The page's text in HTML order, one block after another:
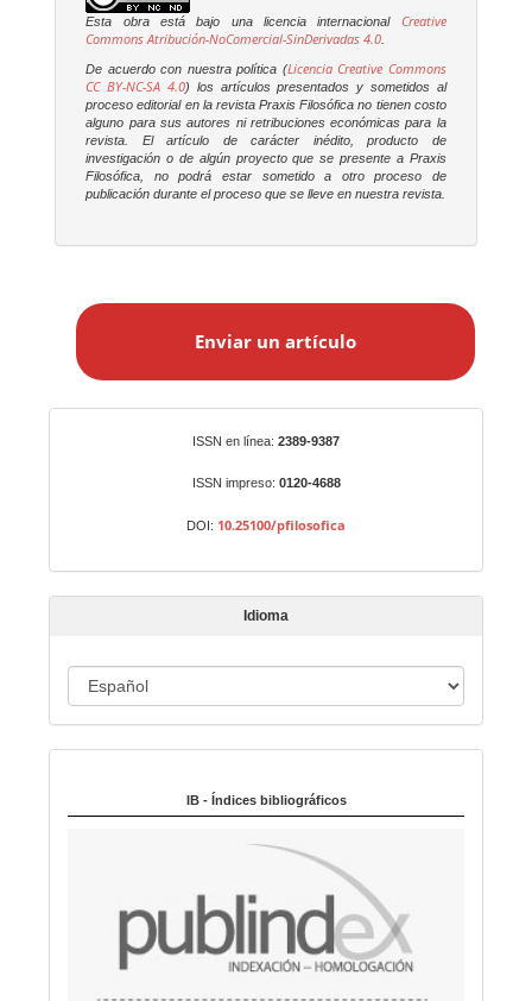
Esta obra está bajo una licencia internacional
Creative
Commons Atribución-NoComercial-SinDerivadas 4.0
De acuerdo con nuestra política (Licencia Creative Commons
CC BY-NC-SA 4.0) los artículos presentados y sometidos al
proceso editorial en la revistaPraxis Filosófica no tienen costo
alguno para sus autores ni retribuciones económicas para la
revista. El artículo de carácter inédito, producto de
investigación o de algún proyecto que se presente a Praxis
Filosófica , no podrá estar sometido a otro proceso de
publicación durante el proceso que se lleve en nuestra revista.
a
t
í
o
Enviar un artículo
ISSN en línea: 2389-9387
ISSN impreso: 0120-4688
DOI: 10.25100/pfilosofica
Idioma
d
m
IB - Índices bibliográficos